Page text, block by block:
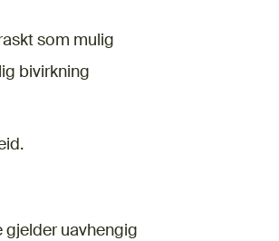
som mulig
bivirkning
gjelder uavhengig